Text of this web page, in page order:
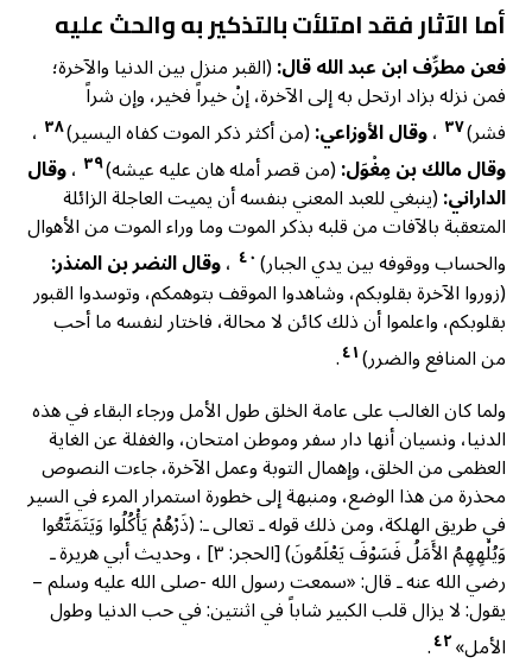
أما الآثار فقد امتلأت بالتذكير به والحث عليه
فعن مطرِّف ابن عبد الله قال:(القبر منزل بين الدنيا والآخرة؛
فمن نزله بزاد ارتحل به إلى الآخرة، إنْ خيراً فخير، وإن شراً
فشر)٣٧ ،وقال الأوزاعي:(من أكثر ذكر الموت كفاه اليسير)٣٨ ،
وقال مالك بن مِغْوَل:(من قصر أمله هان عليه عيشه)٣٩ ،وقال
الداراني:(ينبغي للعبد المعني بنفسه أن يميت العاجلة الزائلة
المتعقبة بالآفات من قلبه بذكر الموت وما وراء الموت من الأهوال
والحساب ووقوفه بين يدي الجبار)٤٠ ،وقال النضر بن المنذر:
(زوروا الآخرة بقلوبكم، وشاهدوا الموقف بتوهمكم، وتوسدوا القبور
بقلوبكم، واعلموا أن ذلك كائن لا محالة، فاختار لنفسه ما أحب
من المنافع والضرر)٤١.
ولما كان الغالب على عامة الخلق طول الأمل ورجاء البقاء في هذه
الدنيا، ونسيان أنها دار سفر وموطن امتحان، والغفلة عن الغاية
العظمى من الخلق، وإهمال التوبة وعمل الآخرة، جاءت النصوص
محذرة من هذا الوضع، ومنبهة إلى خطورة استمرار المرء في السير
في طريق الهلكة، ومن ذلك قوله ـ تعالى ـ: (ذَرْهُمْ يَأْكُلُوا وَيَتَمَتَّعُوا
وَيُلْهِهِمُ الأَمَلُ فَسَوْفَ يَعْلَمُونَ) [الحجر: ٣] ، وحديث أبي هريرة ـ
رضي الله عنه ـ قال: «سمعت رسول الله -صلى الله عليه وسلم –
يقول: لا يزال قلب الكبير شاباً في اثنتين: في حب الدنيا وطول
الأمل»٤٢.